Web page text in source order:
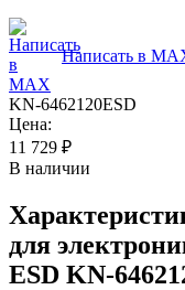
Написать в
KN-6462120ESD
Цена:
11 729 ₽
В наличии
для
ESD KN-